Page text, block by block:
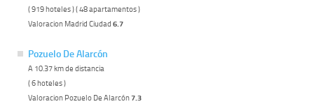
( 919 hoteles ) ( 48 apartamentos )
Valoracion Madrid Ciudad 6.7
Pozuelo De Alarcón
A 10.37 km de distancia
( 6 hoteles )
Valoracion Pozuelo De Alarcón7.3